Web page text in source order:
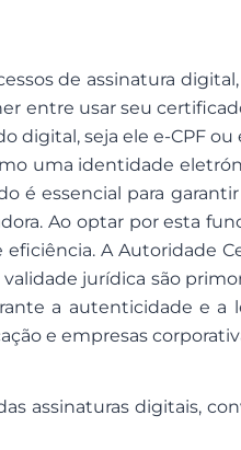
de assinatura
entre usar seu
digital, seja ele e-CPF
uma identidade
é essencial para
Ao optar por esta
A Autoridade
validade jurídica são
a autenticidade e
e empresas
assinaturas digitais,